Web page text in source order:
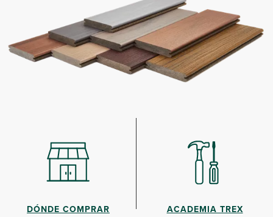
DÓNDE COMPRAR ACADEMIA TREX